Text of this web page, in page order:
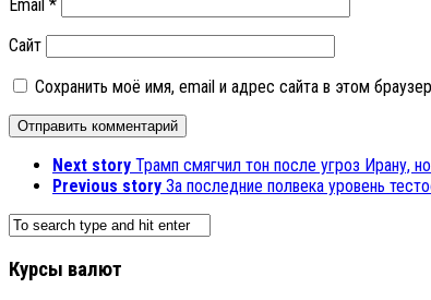
Email *
Сайт
Сохранить моё имя, email и адрес сайта в этом
Next story Трамп смягчил тон после угроз Ирану,
Previous story За последние полвека уровень
Курсы валют